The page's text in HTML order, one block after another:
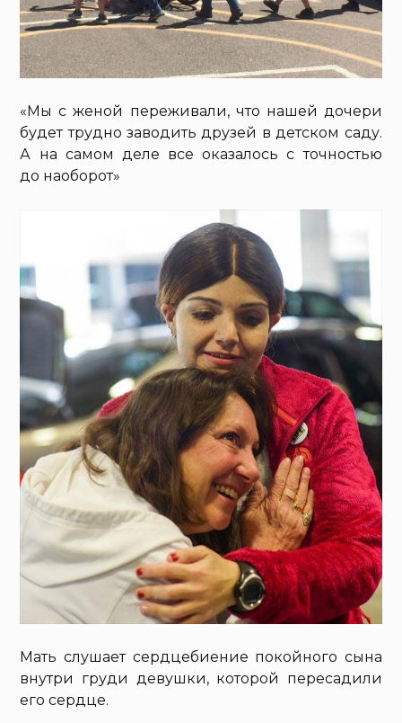
«Мы с женой переживали, что нашей дочери
будет трудно заводить друзей в детском саду.
А на самом деле все оказалось с точностью
до наоборот»
Мать слушает сердцебиение покойного сына
внутри груди девушки, которой пересадили
его сердце.